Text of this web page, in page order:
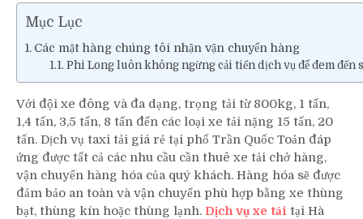
Mục Lục
Các mặt hàng chúng tôi nhận vận chuyển hàng
Phi Long luôn không ngừng cải tiến dịch vụ để đem đến
Với đội xe đông và đa dạng, trọng tải từ 800kg, 1 tấn,
1,4 tấn, 3,5 tấn, 8 tấn đến các loại xe tải nặng 15 tấn, 20
tấn. Dịch vụ taxi tải giá rẻ tại phố Trần Quốc Toản đáp
ứng được tất cả các nhu cầu cần thuê xe tải chở hàng,
vận chuyển hàng hóa của quý khách. Hàng hóa sẽ được
đảm bảo an toàn và vận chuyển phù hợp bằng xe thùng
bạt, thùng kín hoặc thùng lạnh. Dịch vụ xe tải tại Hà